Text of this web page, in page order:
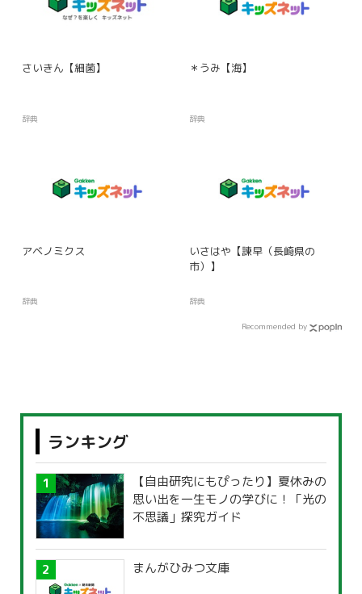
さいきん【細菌】
辞典
＊うみ【海】
辞典
アベノミクス
辞典
いさはや【諫早（長崎県の
市）】
辞典
Recommended by
ランキング
【自由研究にもぴったり】夏休みの
思い出を一生モノの学びに！「光の
不思議」探究ガイド
まんがひみつ文庫